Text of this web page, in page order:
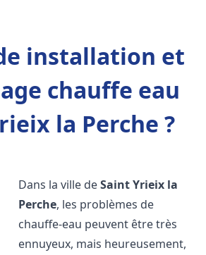
installation et
chauffe eau
la Perche ?
Dans la ville deSaint Yrieix la
Perche, les problèmes de
chauffe-eau peuvent être très
ennuyeux, mais heureusement,